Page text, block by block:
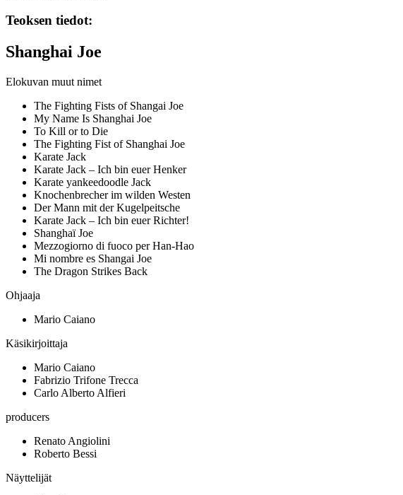
Teoksen tiedot:
Shanghai Joe
Elokuvan muut nimet
The Fighting Fists of Shangai Joe
My Name Is Shanghai Joe
To Kill or to Die
The Fighting Fist of Shanghai Joe
Karate Jack
Karate Jack – Ich bin euer Henker
Karate yankeedoodle Jack
Knochenbrecher im wilden Westen
Der Mann mit der Kugelpeitsche
Karate Jack – Ich bin euer Richter!
Shanghaï Joe
Mezzogiorno di fuoco per Han-Hao
Mi nombre es Shangai Joe
The Dragon Strikes Back
Ohjaaja
Mario Caiano
Käsikirjoittaja
Mario Caiano
Fabrizio Trifone Trecca
Carlo Alberto Alfieri
producers
Renato Angiolini
Roberto Bessi
Näyttelijät